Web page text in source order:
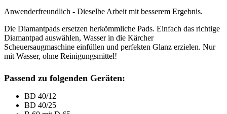
Anwenderfreundlich - Dieselbe Arbeit mit besserem Ergebnis.
Die Diamantpads ersetzen herkömmliche Pads. Einfach das richtige
Diamantpad auswählen, Wasser in die Kärcher
Scheuersaugmaschine einfüllen und perfekten Glanz erzielen. Nur
mit Wasser, ohne Reinigungsmittel!
Passend zu folgenden Geräten:
BD 40/12
BD 40/25